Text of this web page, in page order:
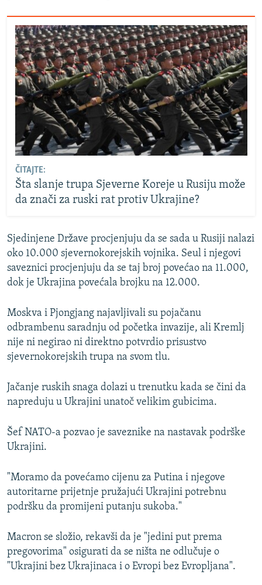
ČITAJTE:
Šta slanje trupa Sjeverne Koreje u Rusiju može
da znači za ruski rat protiv Ukrajine?
Sjedinjene Države procjenjuju da se sada u Rusiji nalazi
oko 10.000 sjevernokorejskih vojnika. Seul i njegovi
saveznici procjenjuju da se taj broj povećao na 11.000,
dok je Ukrajina povećala brojku na 12.000.
Moskva i Pjongjang najavljivali su pojačanu
odbrambenu saradnju od početka invazije, ali Kremlj
nije ni negirao ni direktno potvrdio prisustvo
sjevernokorejskih trupa na svom tlu.
Jačanje ruskih snaga dolazi u trenutku kada se čini da
napreduju u Ukrajini unatoč velikim gubicima.
Šef NATO-a pozvao je saveznike na nastavak podrške
Ukrajini.
"Moramo da povećamo cijenu za Putina i njegove
autoritarne prijetnje pružajući Ukrajini potrebnu
podršku da promijeni putanju sukoba."
Macron se složio, rekavši da je "jedini put prema
pregovorima" osigurati da se ništa ne odlučuje o
"Ukrajini bez Ukrajinaca i o Evropi bez Evropljana".